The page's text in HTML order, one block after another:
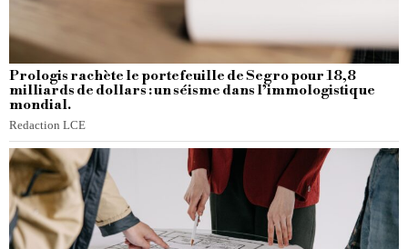
Prologis rachète le portefeuille de Segro pour 18,8
milliards de dollars : un séisme dans l’immologistique
mondial.
Redaction LCE